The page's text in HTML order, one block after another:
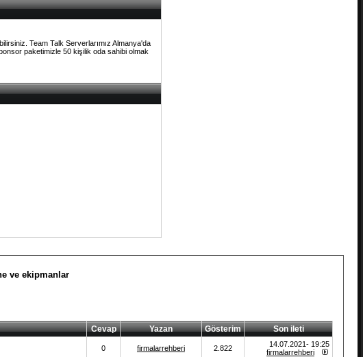
Team Talk Serverlarımız Almanya'da
paketimizle 50 kişilik oda sahibi olmak
ve ekipmanlar
Cevap Yazan Gösterim Son ileti
0 firmalarrehberi 2.822
14.07.2021- 19:25
firmalarrehberi